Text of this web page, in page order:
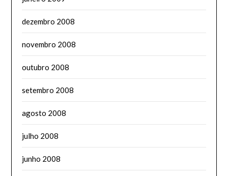
dezembro 2008
novembro 2008
outubro 2008
setembro 2008
agosto 2008
julho 2008
junho 2008